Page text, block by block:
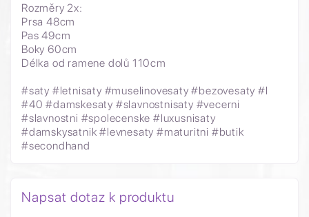
Rozměry 2x:
Prsa 48cm
Pas 49cm
Boky 60cm
Délka od ramene dolů 110cm
#saty #letnisaty #muselinovesaty #bezovesaty #l
#40 #damskesaty #slavnostnisaty #vecerni
#slavnostni #spolecenske #luxusnisaty
#damskysatnik #levnesaty #maturitni #butik
#secondhand
Napsat dotaz k produktu